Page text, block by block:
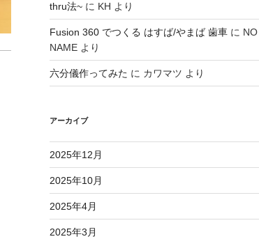
thru法~に KH より
Fusion 360 でつくる はすば/やまば 歯車に NO
NAMEより
六分儀作ってみた に カワマツ より
アーカイブ
2025年12月
2025年10月
2025年4月
2025年3月